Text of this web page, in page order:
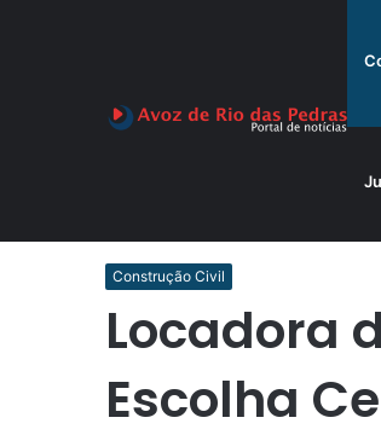
Construção Civil
Locadora
Escolha